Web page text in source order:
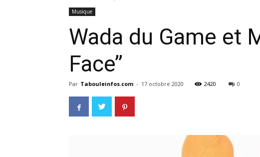
Musique
Wada du Game et
Face’’
Par Tabouleinfos.com - 17 octobre 2020 2420 0